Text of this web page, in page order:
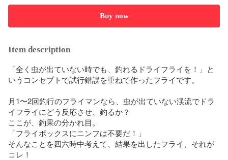
Buy now
Item description
「全く虫が出ていない時でも、釣れるドライフライを！」と
いうコンセプトで試行錯誤を重ねて作ったフライです。
月1〜2回釣行のフライマンなら、虫が出ていない渓流でドラ
イフライにどう反応させ、釣るか？
ここが、釣果の分かれ目。
「フライボックスにニンフは不要だ！」
そんなことを四六時中考えて、結果を出したフライ、それが
コレ！